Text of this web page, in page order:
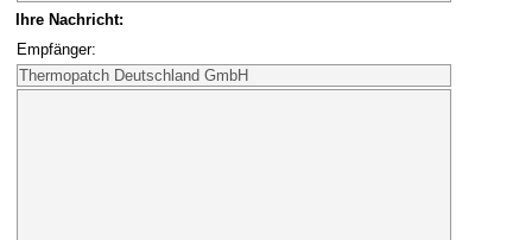
Ihre Nachricht:
Empfänger: